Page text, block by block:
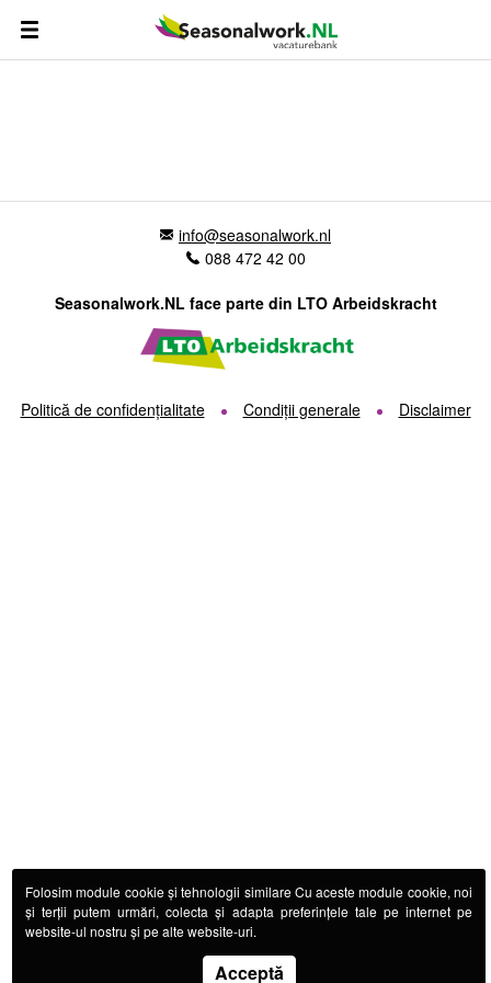
info@seasonalwork.nl
088 472 42 00
Seasonalwork.NL face parte din LTO Arbeidskracht
Politică de confidențialitate Condiții generale Disclaimer
Folosim module cookie și tehnologii similare Cu aceste module cookie, noi
și terții putem urmări, colecta și adapta preferințele tale pe internet pe
website-ul nostru și pe alte website-uri.
Acceptă